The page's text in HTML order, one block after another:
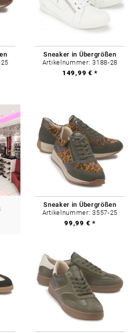
Sneaker in Übergrößen
Artikelnummer: 3188-28
149,99 € *
Sneaker in Übergrößen
Artikelnummer: 3557-25
99,99 € *